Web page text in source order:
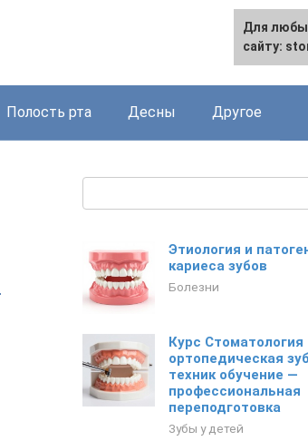
Полость рта Десны Другое
Этиология и
кариеса зубов
Болезни
Курс Стоматология
ортопедическая
техник обучение —
профессиональная
переподготовка
Зубы у детей
Для
сайту: